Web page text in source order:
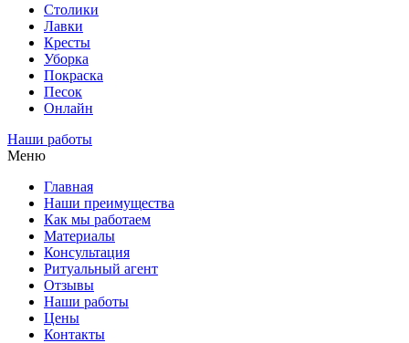
Столики
Лавки
Кресты
Уборка
Покраска
Песок
Онлайн
Наши работы
Меню
Главная
Наши преимущества
Как мы работаем
Материалы
Консультация
Ритуальный агент
Отзывы
Наши работы
Цены
Контакты